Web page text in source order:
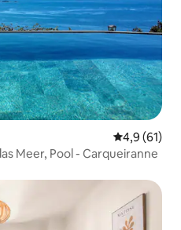
4,9 (61)
Meer, Pool - Carqueiranne